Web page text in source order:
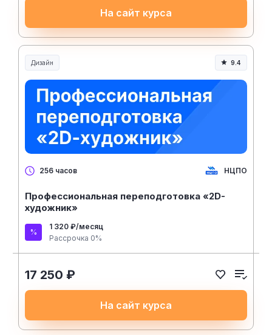
На сайт курса
Дизайн 9.4
256 часов НЦПО
Профессиональная переподготовка «2D-
художник»
1 320 ₽/месяц
Рассрочка 0%
17 250 ₽
На сайт курса